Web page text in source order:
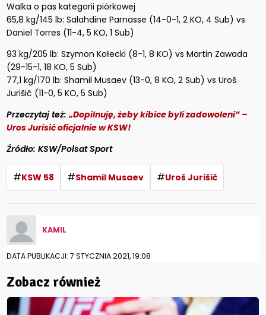
Walka o pas kategorii piórkowej
65,8 kg/145 lb: Salahdine Parnasse (14-0-1, 2 KO, 4 Sub) vs
Daniel Torres (11-4, 5 KO, 1 Sub)
93 kg/205 lb: Szymon Kołecki (8-1, 8 KO) vs Martin Zawada
(29-15-1, 18 KO, 5 Sub)
77,1 kg/170 lb: Shamil Musaev (13-0, 8 KO, 2 Sub) vs Uroš
Jurišič (11-0, 5 KO, 5 Sub)
Przeczytaj też:„Dopilnuję, żeby kibice byli zadowoleni” –
Uros Jurisić oficjalnie w KSW!
Źródło: KSW/Polsat Sport
#KSW 58 #Shamil Musaev #Uroš Jurišič
KAMIL
DATA PUBLIKACJI: 7 STYCZNIA 2021, 19:08
Zobacz również